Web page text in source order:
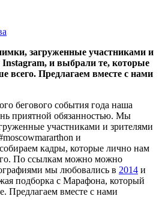
загруженные участниками и
и выбрали те, которые
всего. Предлагаем вместе с нами
бегового события года наша
приятной обязанностью. Мы
участниками и зрителями
и
кадры, которые лично нам
По ссылкам можно можно
мы любовались в 2014 и
подборка с Марафона, который
Предлагаем вместе с нами